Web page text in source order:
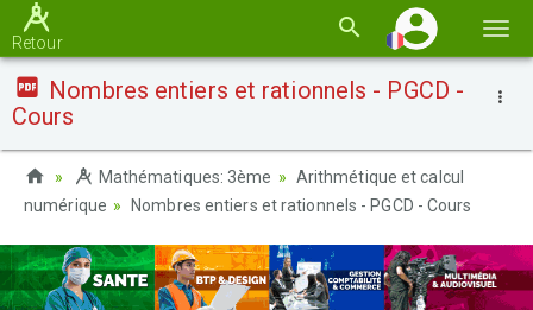
la
Retour
Nombres entiers et rationnels - PGCD -
Cours
Mathématiques: 3ème
Arithmétique et calcul
numérique
Nombres entiers et rationnels - PGCD - Cours